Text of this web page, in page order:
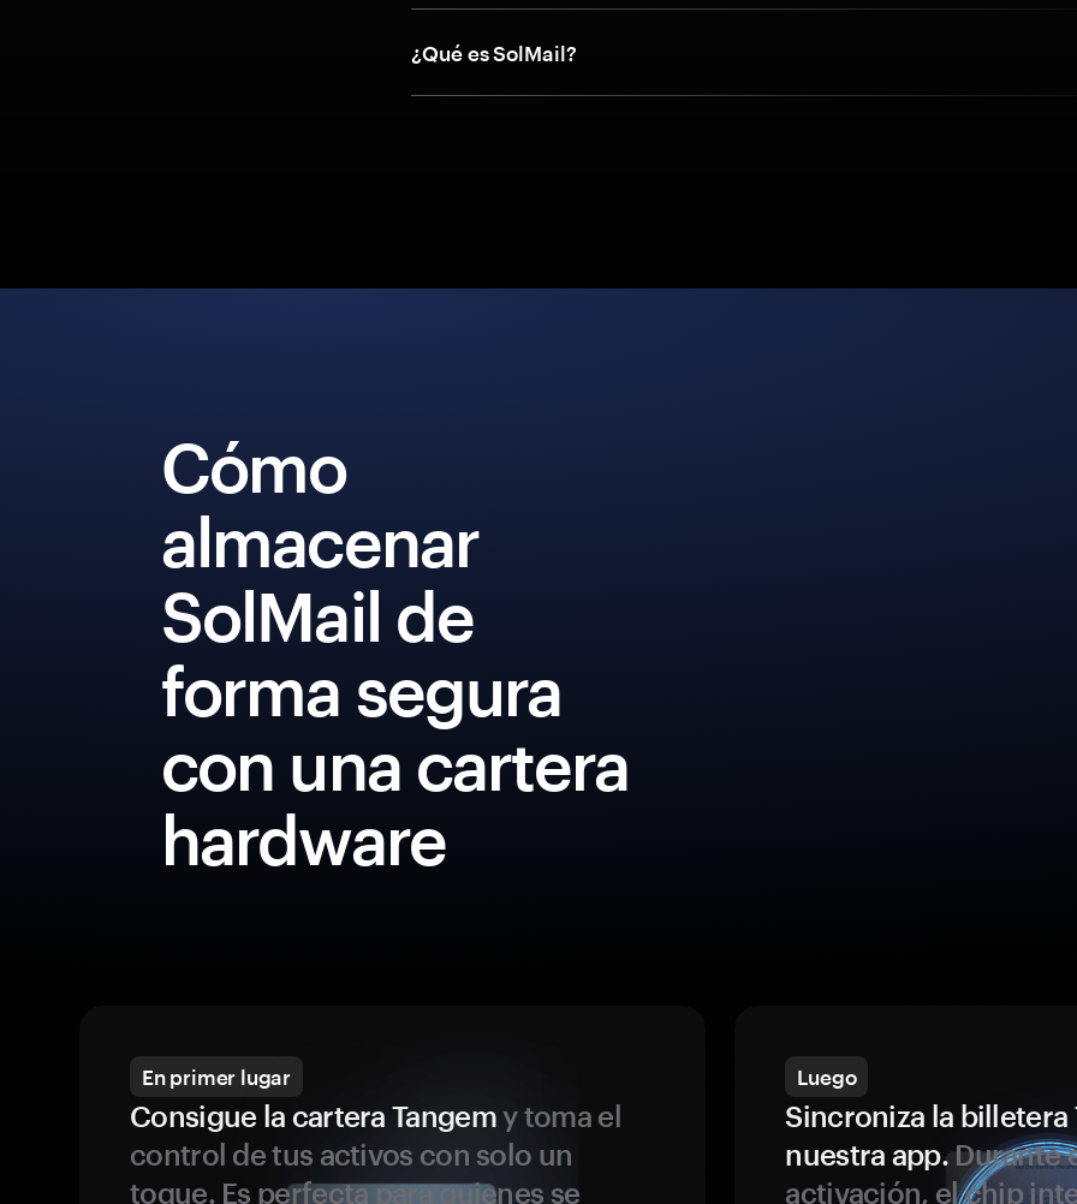
¿Qué es SolMail?
Cómo
almacenar
SolMail de
forma segura
con una cartera
hardware
En primer lugar
Consigue la cartera Tangemy toma el
control de tus activos con solo un
toque. Es perfecta para quienes se
Luego
Sincroniza la billetera
nuestra app.Durante
activación, el chip